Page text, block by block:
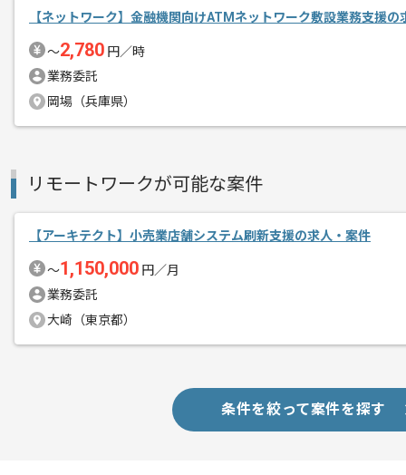
その他募集要項
募集人数
1人
リモートワーク：立ち上がり1~2ヶ月
※立ち上がり期間やリモート頻度は習
カーでの案件でございます。世界中に
衛星通信を活用した海洋データの利活
と形にしている企業でございます。
【ネットワーク】金融機関向けATMネットワーク敷設業務支援の
〜2,780 円／時
業務委託
岡場（兵庫県）
リモートワークが可能な案件
【アーキテクト】小売業店舗システム刷新支援の求人・案件
〜1,150,000 円／月
業務委託
大崎（東京都）
条件を絞って案件を探す